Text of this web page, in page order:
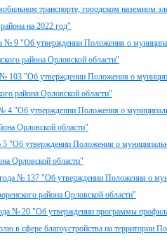
транспорте, городском наземном
на 2022 год"
№ 9 "Об утверждении Положения о
района Орловской области"
№ 103 "Об утверждении Положения о
района Орловской области"
4 "Об утверждении Положения о
Орловской области"
5 "Об утверждении Положения о
Орловской области"
года № 137 "Об утверждении Положения о
района Орловской области"
№ 20 "Об утверждении программы
в сфере благоустройства на территории